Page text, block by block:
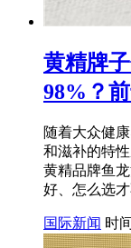
黄精牌
98%？
随着大众健
和滋补的特
黄精品牌鱼
好、怎么选才
国际新闻 时